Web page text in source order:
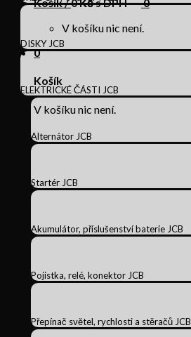
V košíku nic není.
0
Košík
V košíku nic není.
DISKY JCB
ELEKTRICKÉ ČÁSTI JCB
Alternátor JCB
Startér JCB
Akumulátor, příslušenství baterie JCB
Pojistka, relé, konektor JCB
Přepínač světel, rychlosti a stěračů JCB